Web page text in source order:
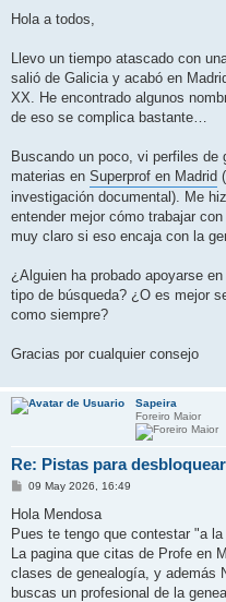
n
j
Hola a todos,
Llevo un tiempo atascado con
salió de Galicia y acabó en
XX. He encontrado algunos
de eso se complica bastante…
Buscando un poco, vi perfiles
materias en Superprof en Madrid
investigación documental). Me
entender mejor cómo trabajar
muy claro si eso encaja con la
¿Alguien ha probado apoyarse
tipo de búsqueda? ¿O es mejor
como siempre?
Gracias por cualquier consejo
Sapeira
Foreiro Maior
Re: Pistas para
M
n
a
j
09 May 2026, 16:49
Hola Mendosa
Pues te tengo que contestar "a
La pagina que citas de Profe en
clases de genealogía, y además
buscas un profesional de la